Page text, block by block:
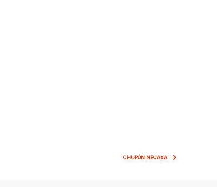
CHUPÓN NECAXA